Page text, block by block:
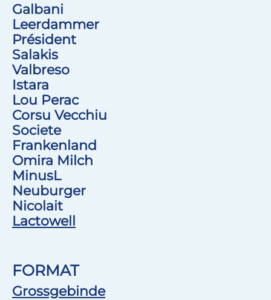
Galbani
Leerdammer
Président
Salakis
Valbreso
Istara
Lou Perac
Corsu Vecchiu
Societe
Frankenland
Omira Milch
MinusL
Neuburger
Nicolait
Lactowell
FORMAT
Grossgebinde